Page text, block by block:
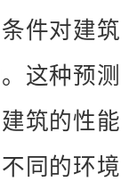
件对建筑
这种预测
筑的性能
同的环境